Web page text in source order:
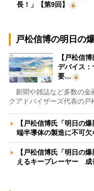
長！」【第9回】
戸松信博の明日の
【戸松信
デバイス
要…
新聞や雑誌など多数の金
クアドバイザーズ代表の
【戸松信博氏「明日の
端半導体の製造に不可
【戸松信博氏「明日の
えるキープレーヤー